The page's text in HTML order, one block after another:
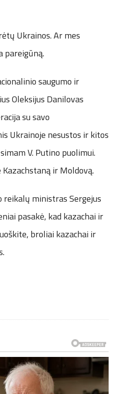
Ukrainos. Ar mes
pareigūną.
saugumo ir
Oleksijus Danilovas
su savo
Ukrainoje nesustos ir kitos
V. Putino puolimui.
ir Moldovą.
reikalų ministras Sergejus
pasakė, kad kazachai ir
broliai kazachai ir